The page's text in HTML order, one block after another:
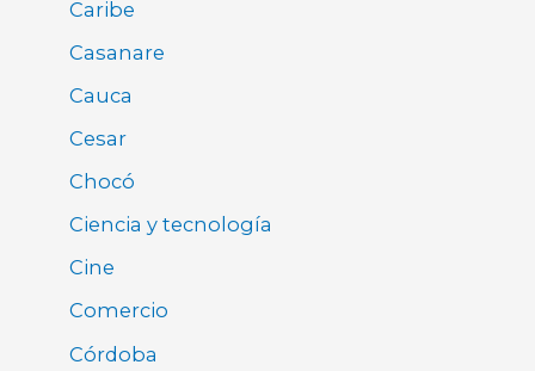
Caribe
Casanare
Cauca
Cesar
Chocó
Ciencia y tecnología
Cine
Comercio
Córdoba